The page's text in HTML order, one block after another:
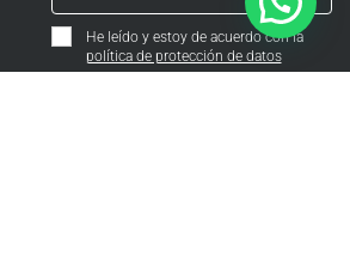
He leído y estoy de acuerdo con la
política de protección de datos